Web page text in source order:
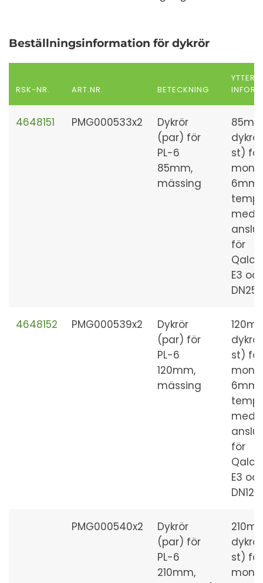
Beställningsinformation för dykrör
RSK-NR. ART.NR. BETECKNING
4648151 PMG000533x2
Dykrör
(par) för
PL-6
85mm,
mässing
st)
6mm
med
för
E3
4648152 PMG000539x2
Dykrör
(par) för
PL-6
120mm,
mässing
st)
6mm
med
för
E3
PMG000540x2
Dykrör
(par) för
PL-6
210mm,
st)